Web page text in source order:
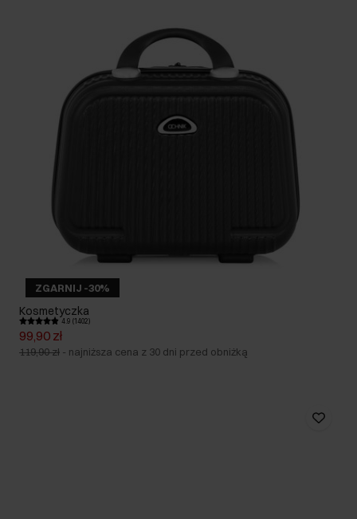
ZGARNIJ -30%
Kosmetyczka
4.9 (1402)
99,90 zł
119,90 zł - najniższa cena z 30 dni przed obniżką